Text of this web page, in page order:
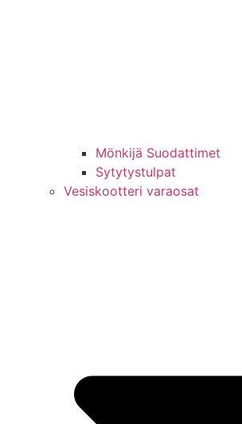
Mönkijä Suodattimet
Sytytystulpat
Vesiskootteri varaosat